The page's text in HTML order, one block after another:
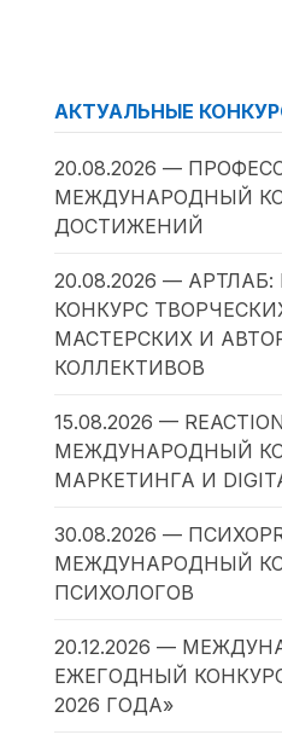
АКТУАЛЬНЫЕ
20.08.2026 —
МЕЖДУНАРОДНЫЙ
ДОСТИЖЕНИЙ
20.08.2026 —
КОНКУРС
МАСТЕРСКИХ И
КОЛЛЕКТИВОВ
15.08.2026 —
МЕЖДУНАРОДНЫЙ
МАРКЕТИНГА И
30.08.2026 —
МЕЖДУНАРОДНЫЙ
ПСИХОЛОГОВ
20.12.2026 —
ЕЖЕГОДНЫЙ
2026 ГОДА»